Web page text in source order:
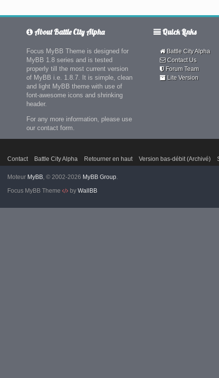
About Battle City Alpha
Focus MyBB Theme is designed for
MyBB 1.8 series and is tested
properly till the most current version
of MyBB i.e. 1.8.7. It is simple, clean
and light MyBB theme with use of
font-awesome icons and shrinking
header.
For any more information, please use
our contact form.
Quick Links
Battle City Alpha
Contact Us
Forum Team
Lite Version
Contact Battle City Alpha Retourner en haut Version bas-débit (Archivé)
Moteur MyBB, © 2002-2026 MyBB Group.
Focus MyBB Theme
by WallBB